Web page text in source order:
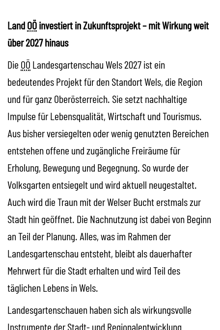
LandOÖinvestiert in Zukunftsprojekt – mit Wirkung weit
über 2027 hinaus
Die OÖ Landesgartenschau Wels 2027 ist ein
bedeutendes Projekt für den Standort Wels, die Region
und für ganz Oberösterreich. Sie setzt nachhaltige
Impulse für Lebensqualität, Wirtschaft und Tourismus.
Aus bisher versiegelten oder wenig genutzten Bereichen
entstehen offene und zugängliche Freiräume für
Erholung, Bewegung und Begegnung. So wurde der
Volksgarten entsiegelt und wird aktuell neugestaltet.
Auch wird die Traun mit der Welser Bucht erstmals zur
Stadt hin geöffnet. Die Nachnutzung ist dabei von Beginn
an Teil der Planung. Alles, was im Rahmen der
Landesgartenschau entsteht, bleibt als dauerhafter
Mehrwert für die Stadt erhalten und wird Teil des
täglichen Lebens in Wels.
Landesgartenschauen haben sich als wirkungsvolle
Instrumente der Stadt- und Regionalentwicklung